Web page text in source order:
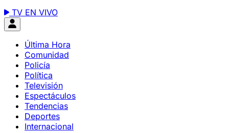
TV EN VIVO
Última Hora
Comunidad
Policía
Política
Televisión
Espectáculos
Tendencias
Deportes
Internacional